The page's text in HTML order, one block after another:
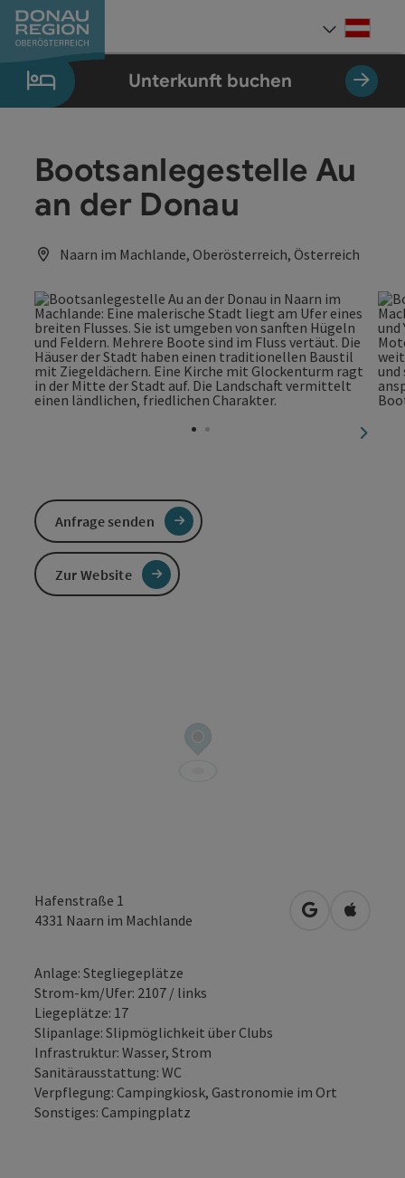
Zum Inhalt
Zur Navigation
Zum Seitenanfang
Zur Kontaktseite
Zum Impressum
Zur Startseite
Unterkunft buchen
Bootsanlegestelle Au
an der Donau
Naarn im Machlande, Oberösterreich, Österreich
Hafenstraße 1
4331 Naarn im Machlande in Google
in
Anlage: Stegliegeplätze
Strom-km/Ufer: 2107 / links
Liegeplätze: 17
Slipanlage: Slipmöglichkeit über Clubs
Infrastruktur: Wasser, Strom
Sanitärausstattung: WC
Verpflegung: Campingkiosk, Gastronomie im Ort
Sonstiges: Campingplatz
Anfrage senden
Zur Website